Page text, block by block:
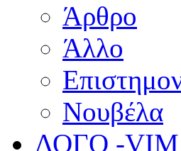
Άρθρο
Άλλο
Νουβέλα
ΛΟΓΟ -